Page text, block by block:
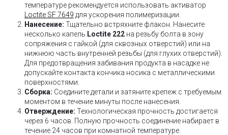
температуре рекомендуется использовать активатор
Loctite SF 7649 для ускорения полимеризации.
Нанесение: Тщательно встряхните флакон. Нанесите
несколько капель Loctite 222 на резьбу болта в зону
сопряжения с гайкой (для сквозных отверстий) или на
нижнюю часть внутренней резьбы (для глухих отверстий).
Для предотвращения забивания продукта в насадке не
допускайте контакта кончика носика с металлическими
поверхностями.
Сборка: Соедините детали и затяните крепеж с требуемым
моментом в течение минуты после нанесения.
Отверждение: Технологическая прочность достигается
через 6 часов. Полную прочность соединение набирает в
течение 24 часов при комнатной температуре.